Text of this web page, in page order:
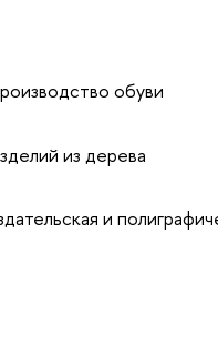
обуви
из дерева
и